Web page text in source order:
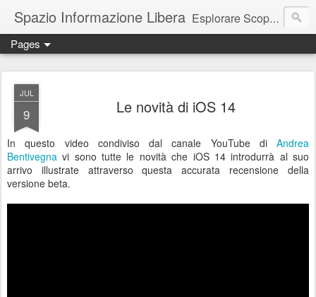
Spazio Informazione Libera Esplorare Scoprire Creare
Escursioni, viaggi, arte, tecnologia, attualità
Pages
JUL
9 Le novità di iOS 14
In questo video condiviso dal canale YouTube di Andrea
Bentivegna vi sono tutte le novità che iOS 14 introdurrà al suo
arrivo illustrate attraverso questa accurata recensione della
versione beta.